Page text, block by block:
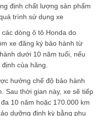
định chất lượng sản phẩm
trình sử dụng xe
dòng ô tô Honda do
xe đăng ký bảo hành từ
dưới 10 năm tuổi, nếu
của hãng.
hưởng chế độ bảo hành
Sau thời gian này, xe sẽ tiếp
10 năm hoặc 170.000 km
dưỡng định kỳ bằng phụ